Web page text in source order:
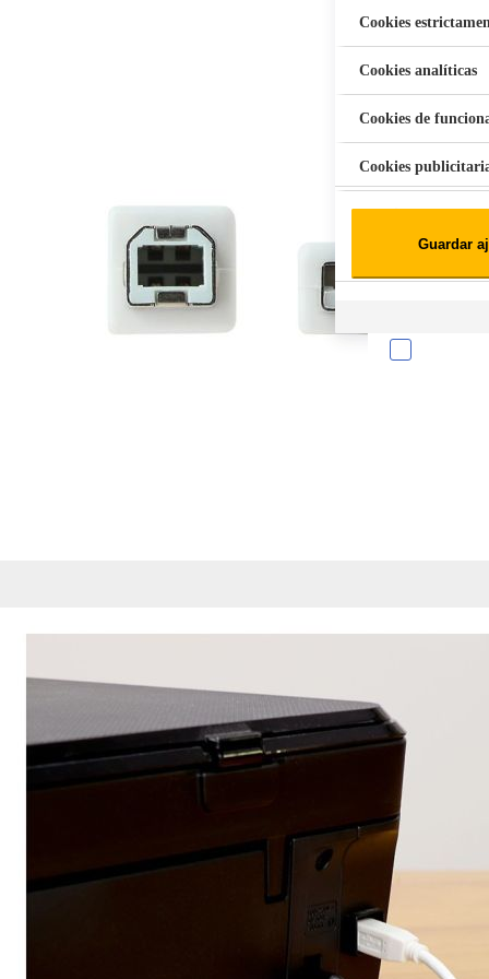
Aspiradora Quitamanchas 450W
Cookies
Cookies analíticas
Cookies de
Cookies
Estas cookies son
cookies
administrar tu
presentación del
existencia de
información de
Información de las
Cookies analíticas
Estas cookies nos
Guardar